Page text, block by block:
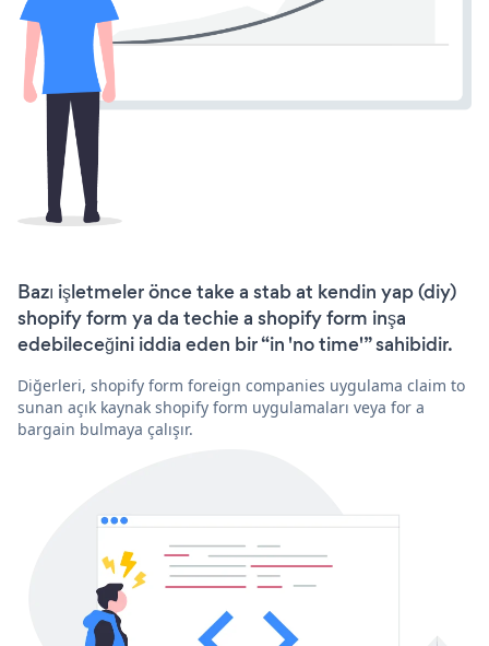
Bazı işletmeler önce take a stab at kendin yap (diy)
shopify form ya da techie a shopify form inşa
edebileceğini iddia eden bir “in 'no time'” sahibidir.
Diğerleri, shopify form foreign companies uygulama claim to
sunan açık kaynak shopify form uygulamaları veya for a
bargain bulmaya çalışır.